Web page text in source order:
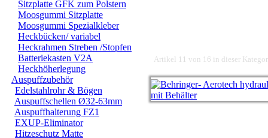
Sitzplatte GFK zum Polstern
Moosgummi Sitzplatte
Moosgummi Spezialkleber
Heckbücken/ variabel
Heckrahmen Streben /Stopfen
Batteriekasten V2A
Heckhöherlegung
Auspuffzubehör
Edelstahlrohr & Bögen
Auspuffschellen Ø32-63mm
Auspuffhalterung FZ1
EXUP-Eliminator
Hitzeschutz Matte
Artikel 11 von 16 in dieser